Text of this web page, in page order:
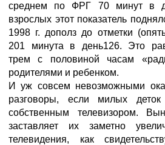
среднем по ФРГ 70 минут в
взрослых этот показатель
1998 г. дополз до отметки
201 минута в день126. Это
трем с половиной часам
родителями и ребенком.
И уж совсем невозможными
разговоры, если милых
собственным телевизором.
заставляет их заметно
телевидения, как